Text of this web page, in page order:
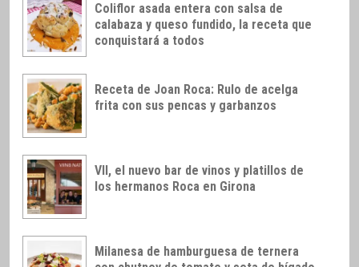
Coliflor asada entera con salsa de
calabaza y queso fundido, la receta que
conquistará a todos
Receta de Joan Roca: Rulo de acelga
frita con sus pencas y garbanzos
VII, el nuevo bar de vinos y platillos de
los hermanos Roca en Girona
Milanesa de hamburguesa de ternera